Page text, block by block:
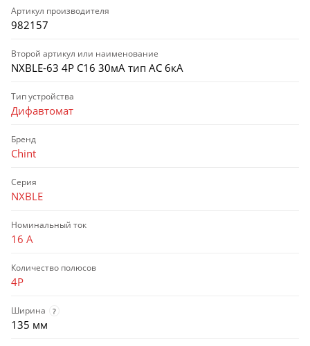
Артикул производителя
982157
Второй артикул или наименование
NXBLE-63 4P C16 30мА тип AC 6кА
Тип устройства
Дифавтомат
Бренд
Chint
Серия
NXBLE
Номинальный ток
16 А
Количество полюсов
4P
Ширина ?
135 мм